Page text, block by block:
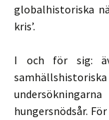
globalhistoriska
kris’.
I och för sig:
hungersnödsår.